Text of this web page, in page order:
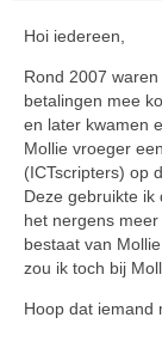
Hoi iedereen,
Rond 2007
betalingen mee
en later kwamen
Mollie vroeger
(ICTscripters) op
Deze gebruikte ik
het nergens
bestaat van
zou ik toch bij
Hoop dat iemand